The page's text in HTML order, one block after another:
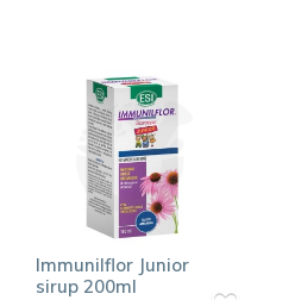
Immunilflor Junior
sirup 200ml